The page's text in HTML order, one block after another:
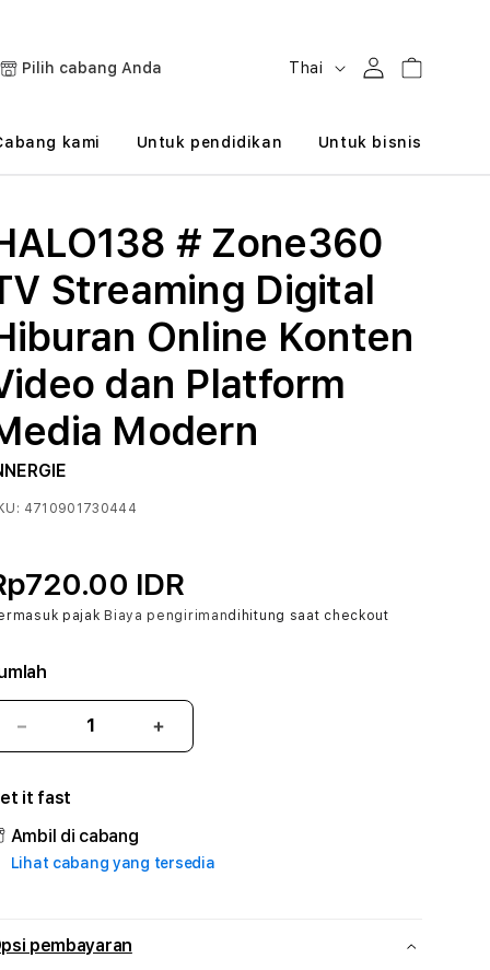
Pilih cabang Anda
B
h
a
Thai MasukKeranjang
kami Untuk pendidikan Untuk bisnis
# Zone360
Streaming Digital
Online Konten
dan Platform
Modern
4710901730444
IDR
pajak Biaya pengirimandihitung saat checkout
Kurangi
jumlah
HALO138
#
Zone360
TV
Hiburan
Tambah
jumlah
Zone360
TV
it fast
Ambil di cabang
Lihat cabang yang tersedia
pembayaran